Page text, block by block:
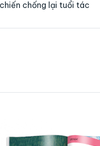
chiến chống lại tuổi tác